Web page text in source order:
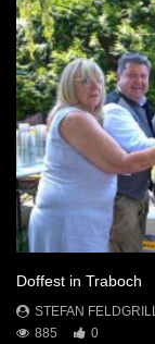
Doffest in Traboch
STEFAN FELDGRILL
885
0